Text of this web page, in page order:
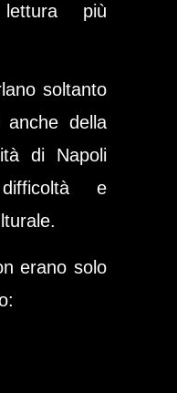
più
soltanto
anche della
di Napoli
e
erano solo